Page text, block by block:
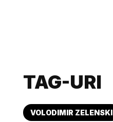
TAG-URI
VOLODIMIR ZELENSKI